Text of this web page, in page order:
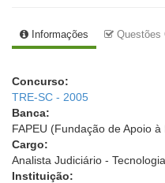
Informações Questões
Concurso:
TRE-SC - 2005
Banca:
FAPEU (Fundação de Apoio
Cargo:
Analista Judiciário -
Instituição: